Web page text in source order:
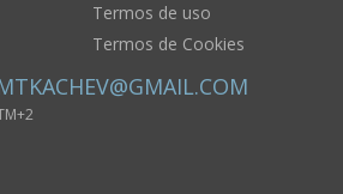
Termos de uso
Termos de Cookies